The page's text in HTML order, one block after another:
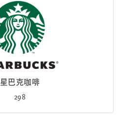
星巴克咖啡
298